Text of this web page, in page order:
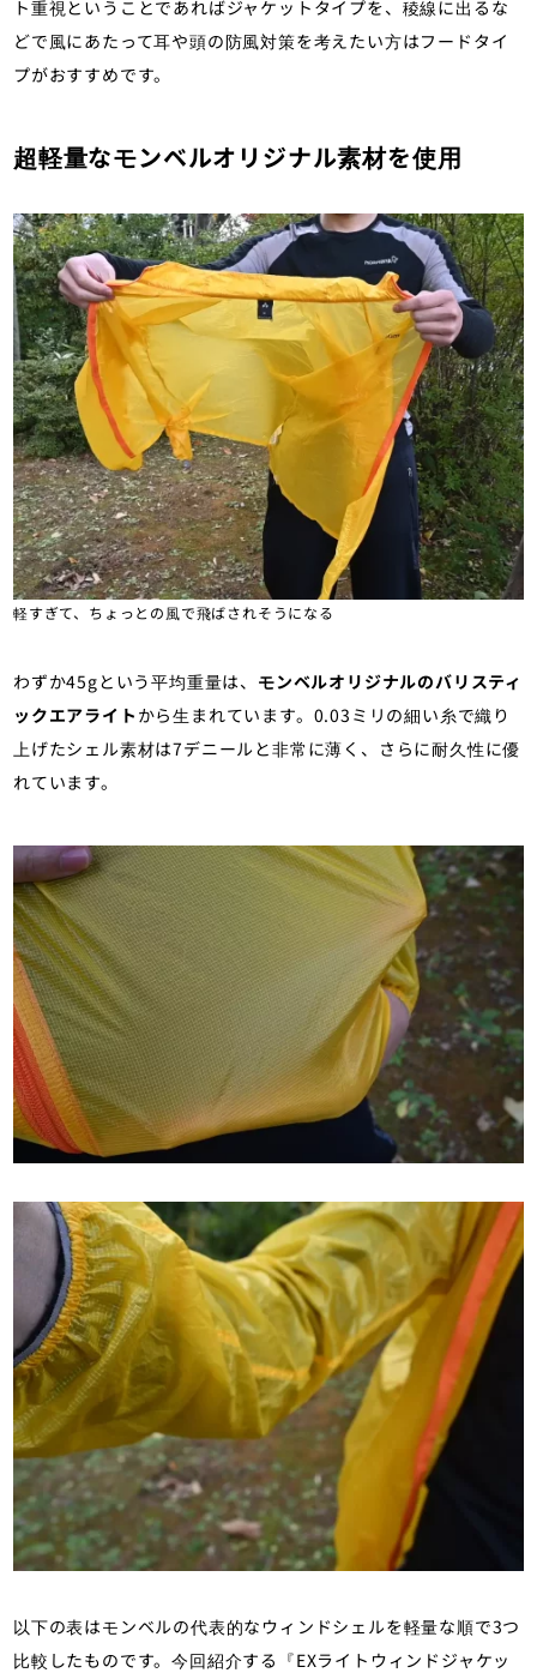
ト重視ということであればジャケットタイプを、稜線に出るな
どで風にあたって耳や頭の防風対策を考えたい方はフードタイ
プがおすすめです。
超軽量なモンベルオリジナル素材を使用
軽すぎて、ちょっとの風で飛ばされそうになる
わずか45gという平均重量は、 モンベルオリジナルのバリスティ
ックエアライト から生まれています。0.03ミリの細い糸で織り
上げたシェル素材は7デニールと非常に薄く、さらに耐久性に優
れています。
以下の表はモンベルの代表的なウィンドシェルを軽量な順で3つ
比較したものです。今回紹介する『EXライトウィンドジャケッ